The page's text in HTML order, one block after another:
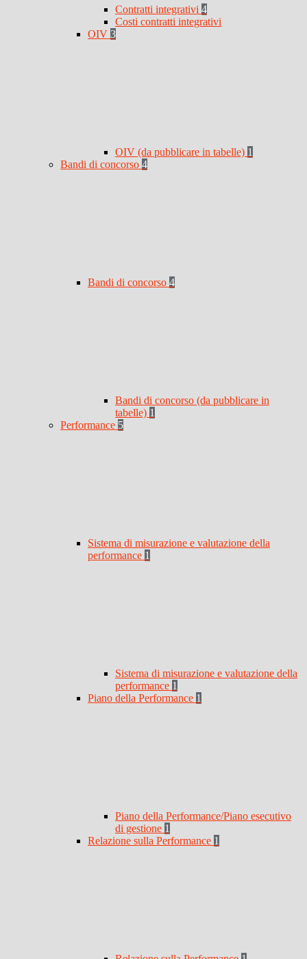
Contratti integrativi 4
Costi contratti integrativi
OIV 3
OIV (da pubblicare in tabelle) 1
Bandi di concorso 4
Bandi di concorso 4
Bandi di concorso (da pubblicare in
tabelle) 1
Performance 5
Sistema di misurazione e valutazione della
performance 1
Sistema di misurazione e valutazione della
performance 1
Piano della Performance 1
Piano della Performance/Piano esecutivo
di gestione 1
Relazione sulla Performance 1